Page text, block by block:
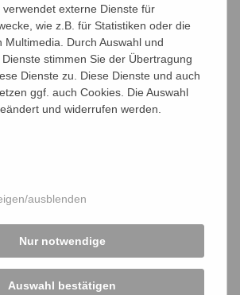
verwendet externe Dienste für
wie z.B. für Statistiken oder die
Multimedia. Durch Auswahl und
stimmen Sie der Übertragung
Dienste zu. Diese Dienste und auch
ggf. auch Cookies. Die Auswahl
und widerrufen werden.
ausblenden
Nur notwendige
Auswahl bestätigen